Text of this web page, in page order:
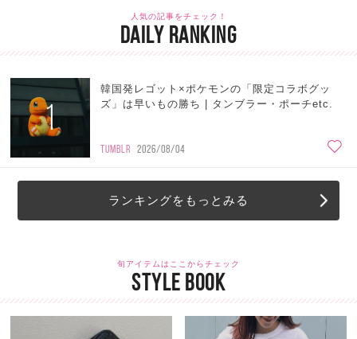
人気の記事をチェック！
DAILY RANKING
1
韓国発レゴット×ポケモンの「限定コラボグッ
ズ」は早いもの勝ち | タンブラー・ポーチetc.
TUMBLR 2026/08/04
ランキングをもっとみる
旬アイテムはここからチェック
STYLE BOOK